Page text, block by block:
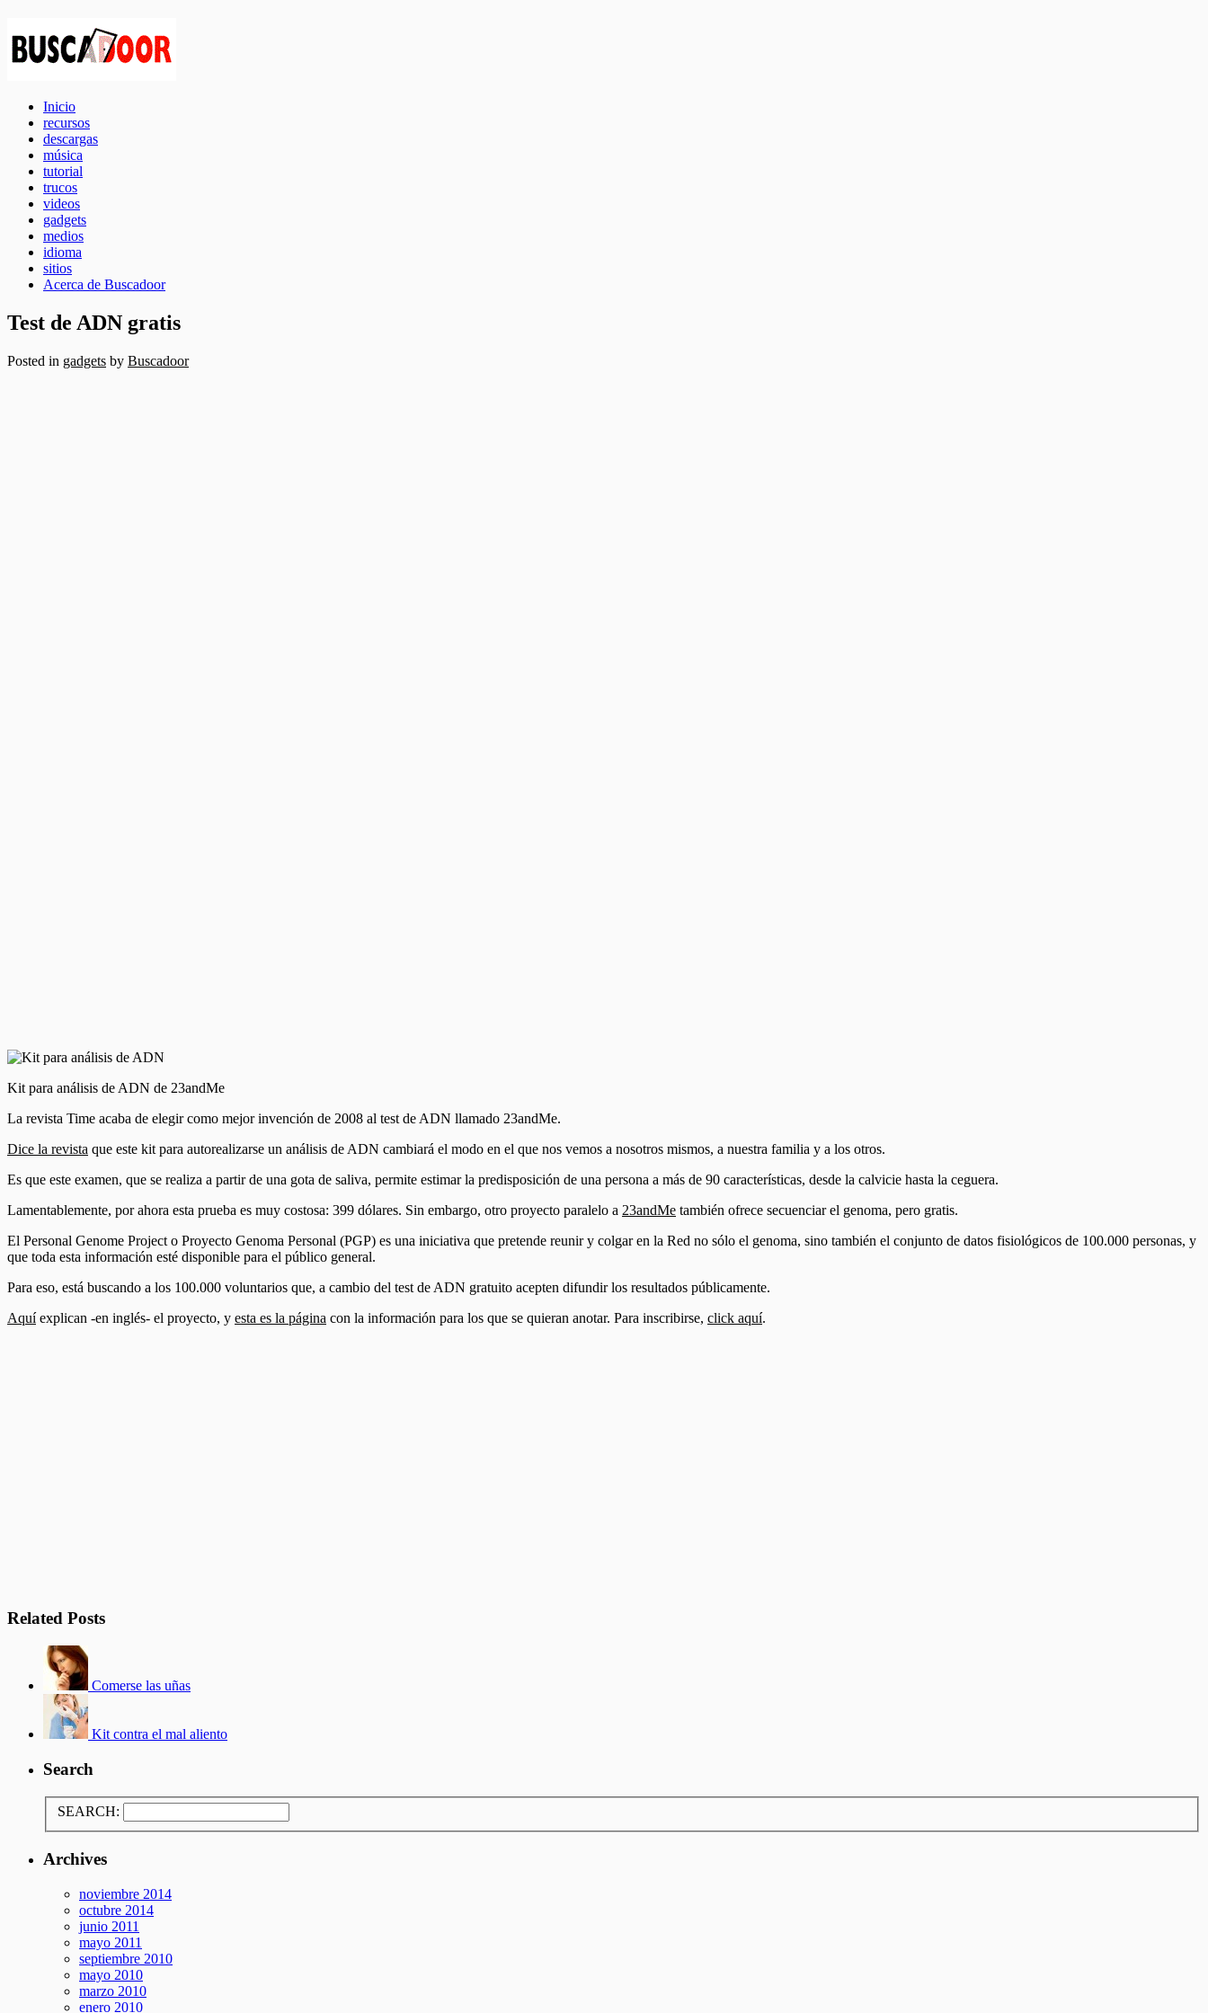
Inicio
recursos
descargas
música
tutorial
trucos
videos
gadgets
medios
idioma
sitios
Acerca de Buscadoor
Test de ADN gratis
Posted in gadgets by Buscadoor
Kit para análisis de ADN de 23andMe
La revista Time acaba de elegir como mejor invención de 2008 al test de ADN llamado 23andMe.
Dice la revista que este kit para autorealizarse un análisis de ADN cambiará el modo en el que nos vemos a nosotros mismos, a nuestra familia y a los otros.
Es que este examen, que se realiza a partir de una gota de saliva, permite estimar la predisposición de una persona a más de 90 características, desde la calvicie hasta la ceguera.
Lamentablemente, por ahora esta prueba es muy costosa: 399 dólares. Sin embargo, otro proyecto paralelo a 23andMe también ofrece secuenciar el genoma, pero gratis.
El Personal Genome Project o Proyecto Genoma Personal (PGP) es una iniciativa que pretende reunir y colgar en la Red no sólo el genoma, sino también el conjunto de datos fisiológicos de 100.000 personas, y
que toda esta información esté disponible para el público general.
Para eso, está buscando a los 100.000 voluntarios que, a cambio del test de ADN gratuito acepten difundir los resultados públicamente.
Aquíexplican -en inglés- el proyecto, y esta es la página con la información para los que se quieran anotar. Para inscribirse, click aquí.
Related Posts
Comerse las uñas
Kit contra el mal aliento
Search
SEARCH:
Archives
noviembre 2014
octubre 2014
junio 2011
mayo 2011
septiembre 2010
mayo 2010
marzo 2010
enero 2010